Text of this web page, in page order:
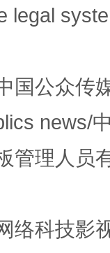
除
legal
国公众传
news/
管理人员
络科技影